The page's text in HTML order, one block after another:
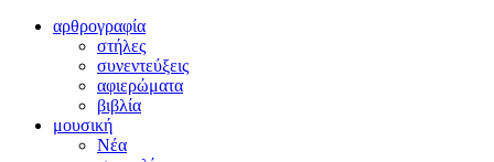
αρθρογραφία
στήλες
συνεντεύξεις
αφιερώματα
βιβλία
μουσική
Νέα